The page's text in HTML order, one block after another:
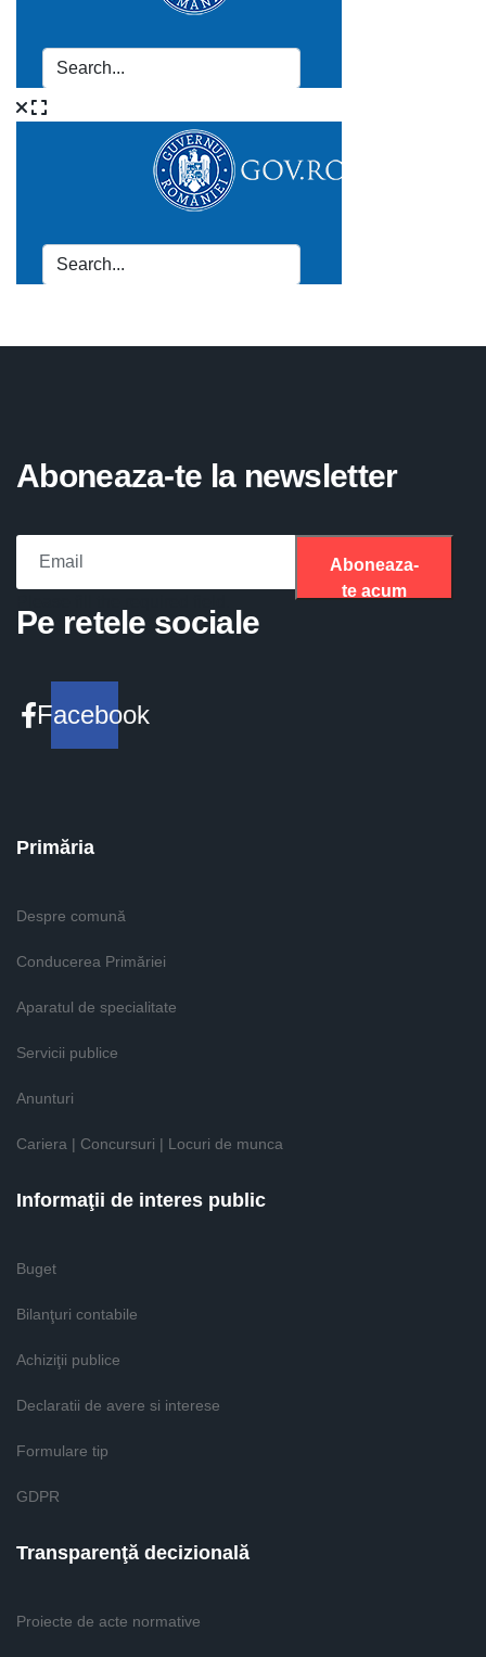
Aboneaza-te la newsletter
Aboneaza-
te acum
Pe retele sociale
Facebook
Primăria
Despre comună
Conducerea Primăriei
Aparatul de specialitate
Servicii publice
Anunturi
Cariera | Concursuri | Locuri de munca
Informaţii de interes public
Buget
Bilanţuri contabile
Achiziţii publice
Declaratii de avere si interese
Formulare tip
GDPR
Transparenţă decizională
Proiecte de acte normative